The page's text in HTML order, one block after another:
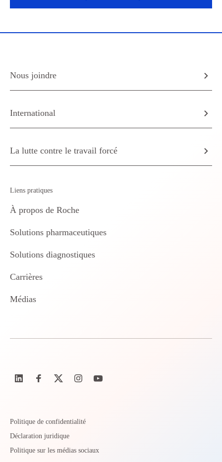
Nous joindre
International
La lutte contre le travail forcé
Liens pratiques
À propos de Roche
Solutions pharmaceutiques
Solutions diagnostiques
Carrières
Médias
Politique de confidentialité
Déclaration juridique
Politique sur les médias sociaux